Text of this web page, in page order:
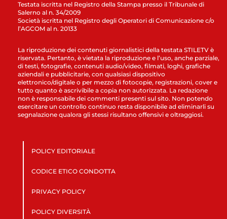
Testata iscritta nel Registro della Stampa presso il Tribunale di
Salerno al n. 34/2009
Società iscritta nel Registro degli Operatori di Comunicazione c/o
l’AGCOM al n. 20133
La riproduzione dei contenuti giornalistici della testata STILETV è
riservata. Pertanto, è vietata la riproduzione e l’uso, anche parziale,
di testi, fotografie, contenuti audio/video, filmati, loghi, grafiche
aziendali e pubblicitarie, con qualsiasi dispositivo
elettronico/digitale o per mezzo di fotocopie, registrazioni, cover e
tutto quanto è ascrivibile a copia non autorizzata. La redazione
non è responsabile dei commenti presenti sul sito. Non potendo
esercitare un controllo continuo resta disponibile ad eliminarli su
segnalazione qualora gli stessi risultano offensivi e oltraggiosi.
POLICY EDITORIALE
CODICE ETICO CONDOTTA
PRIVACY POLICY
POLICY DIVERSITÀ